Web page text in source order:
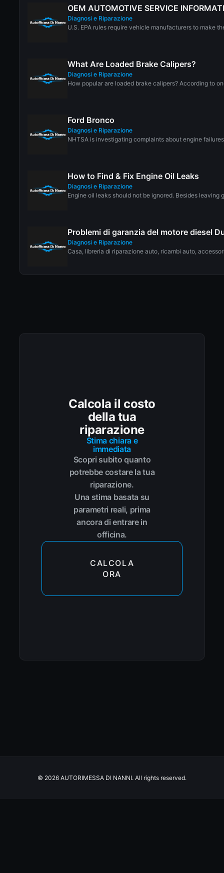
OEM AUTOMOTIVE SERVICE
Diagnosi e Riparazione
U.S. EPA rules require vehicle manufacturers to make
What Are Loaded Brake Calipers?
Diagnosi e Riparazione
How popular are loaded brake calipers? According to
Ford Bronco
Diagnosi e Riparazione
NHTSA is investigating complaints about engine
How to Find & Fix Engine Oil Leaks
Diagnosi e Riparazione
Engine oil leaks should not be ignored. Besides
Problemi di garanzia del motore diesel
Diagnosi e Riparazione
Casa, libreria di riparazione auto, ricambi auto,
Calcola il costo
della tua
riparazione
Stima chiara e
immediata
Scopri subito quanto
potrebbe costare la tua
riparazione.
Una stima basata su
parametri reali, prima
ancora di entrare in
officina.
CALCOLA
ORA
© 2026 AUTORIMESSA DI NANNI. All rights reserved.